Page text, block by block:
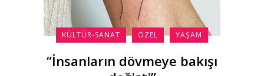
KÜLTÜR-SANAT ÖZEL YAŞAM
“İnsanların dövmeye bakışı